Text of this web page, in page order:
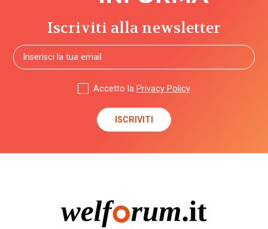
Iscriviti alla newsletter
Accetto la Privacy Policy